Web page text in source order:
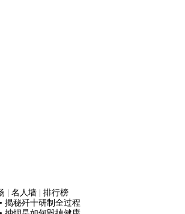
名人墙
排行榜
• 揭秘歼十研制全过程